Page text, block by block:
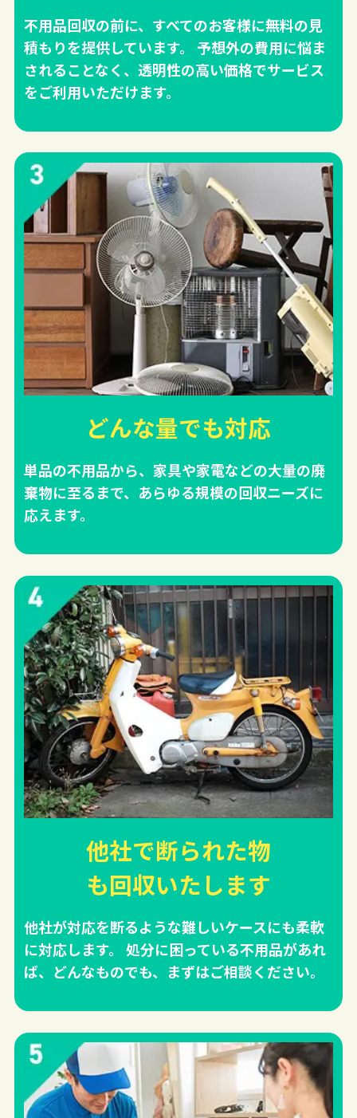
不用品回収の前に、すべてのお客様に無料の見
積もりを提供しています。 予想外の費用に悩ま
されることなく、透明性の高い価格でサービス
をご利用いただけます。
どんな量でも対応
単品の不用品から、家具や家電などの大量の廃
棄物に至るまで、あらゆる規模の回収ニーズに
応えます。
他社で断られた物
も回収いたします
他社が対応を断るような難しいケースにも柔軟
に対応します。 処分に困っている不用品があれ
ば、どんなものでも、まずはご相談ください。